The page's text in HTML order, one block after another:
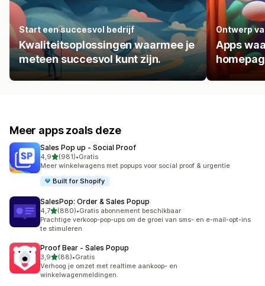
Start een succesvol bedrijf
Kwaliteitsoplossingen waarmee je
meteen succesvol kunt zijn.
Ontwerp
Apps
Meer apps zoals deze
Sales Pop up ‑ Social Proof
4,9van 5 sterren
(981)
981 recensies in totaal
•Gratis
Meer winkelwagens met popups voor social proof & urgentie
Built for Shopify
SalesPop: Order & Sales Popup
4,7van 5 sterren
(880)
880 recensies in totaal
•Gratis abonnement beschikbaar
Prachtige verkoop-pop-ups om de groei van sms- en e-mail-opt-ins
te stimuleren
Proof Bear ‑ Sales Popup
3,9van 5 sterren
(88)
88 recensies in totaal
•Gratis
Verhoog je omzet met realtime aankoop- en
winkelwagenmeldingen.